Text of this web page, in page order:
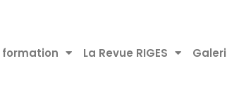
formation La Revue RIGES